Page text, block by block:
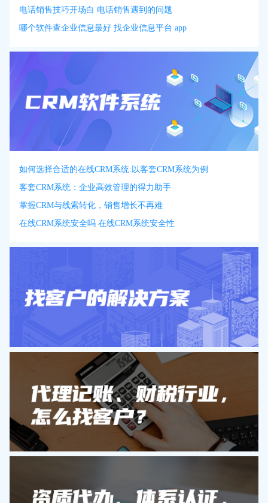
电话销售技巧开场白 电话销售遇到的问题
哪个软件查企业信息最好 找企业信息平台 app
如何选择合适的在线CRM系统:以客套CRM系统为例
客套CRM系统：企业高效管理的得力助手
掌握CRM与线索转化，销售增长不再难
在线CRM系统安全吗 在线CRM系统安全性